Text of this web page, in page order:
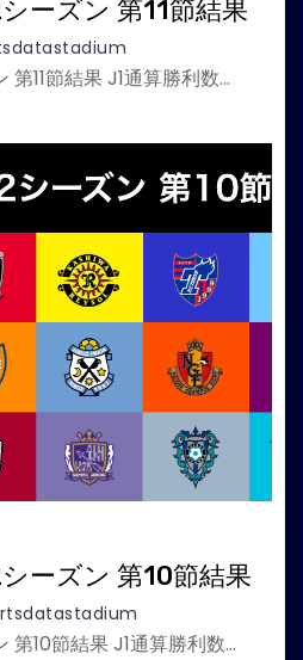
ーズン 第11節結果
11節結果 J1通算勝利数…
ーズン 第10節結果
第10節結果 J1通算勝利数…